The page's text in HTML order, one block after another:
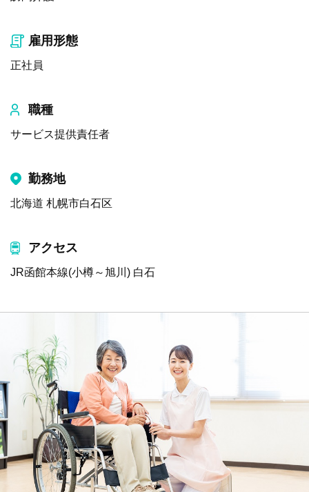
雇用形態
正社員
職種
サービス提供責任者
勤務地
北海道 札幌市白石区
アクセス
JR函館本線(小樽～旭川) 白石